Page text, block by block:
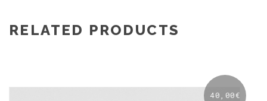
RELATED PRODUCTS
40,00€